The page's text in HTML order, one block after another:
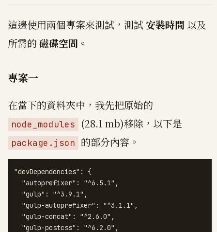
這邊使用兩個專案來測試，測試 安裝時間 以及
所需的 磁碟空間 。
專案一
在當下的資料夾中，我先把原始的
node_modules (28.1 mb)移除，以下是
package.json 的部分內容。
"devDependencies": {
  "autoprefixer": "^6.5.1",
  "gulp": "^3.9.1",
  "gulp-autoprefixer": "^3.1.1",
  "gulp-concat": "^2.6.0",
  "gulp-postcss": "^6.2.0",